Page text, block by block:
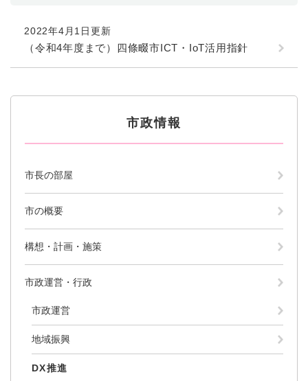
2022年4月1日更新
（令和4年度まで）四條畷市ICT・IoT活用指針
市政情報
市長の部屋
市の概要
構想・計画・施策
市政運営・行政
市政運営
地域振興
DX推進